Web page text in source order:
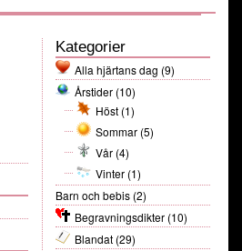
Kategorier
Alla hjärtans dag (9)
Årstider (10)
Höst (1)
Sommar (5)
Vår (4)
Vinter (1)
Barn och bebis (2)
Begravningsdikter (10)
Blandat (29)